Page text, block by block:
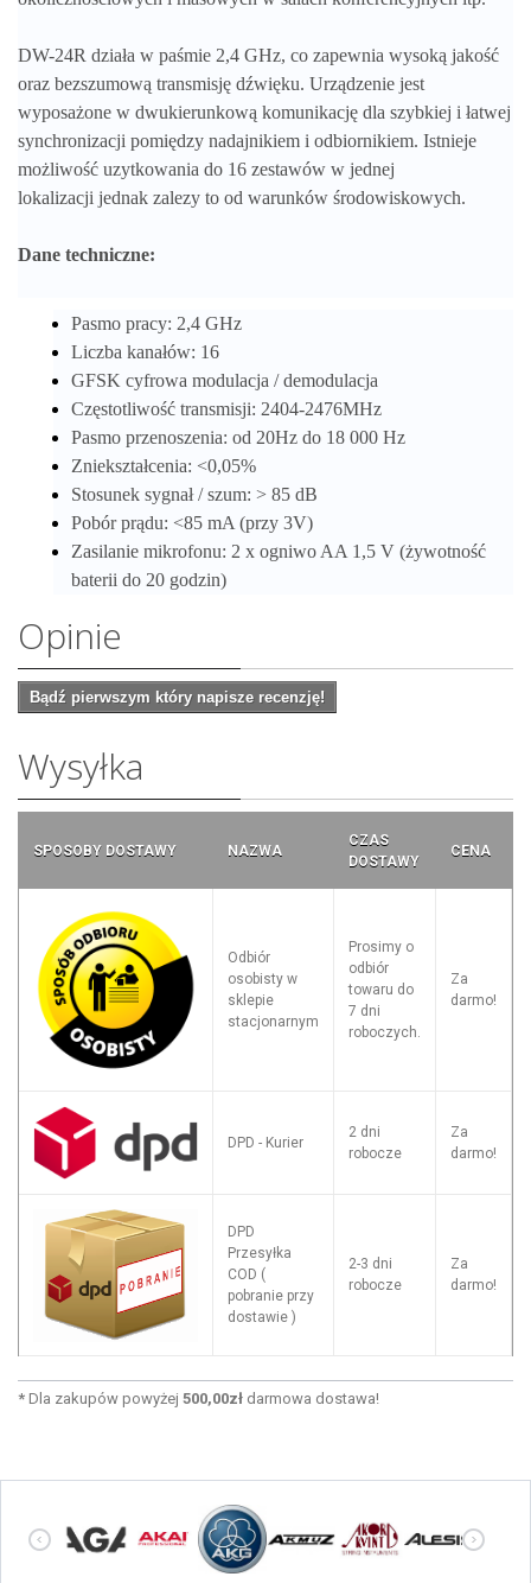
DW-24R działa w paśmie 2,4 GHz, co zapewnia wysoką jakość
oraz bezszumową transmisję dźwięku. Urządzenie jest
wyposażone w dwukierunkową komunikację dla szybkiej i łatwej
synchronizacji pomiędzy nadajnikiem i odbiornikiem. Istnieje
możliwość uzytkowania do 16 zestawów w jednej
lokalizacji jednak zalezy to od warunków środowiskowych.
Dane techniczne:
Pasmo pracy: 2,4 GHz
Liczba kanałów: 16
GFSK cyfrowa modulacja / demodulacja
Częstotliwość transmisji: 2404-2476MHz
Pasmo przenoszenia: od 20Hz do 18 000 Hz
Zniekształcenia: <0,05%
Stosunek sygnał / szum: > 85 dB
Pobór prądu: <85 mA (przy 3V)
Zasilanie mikrofonu: 2 x ogniwo AA 1,5 V (żywotność
baterii do 20 godzin)
Opinie
Bądź pierwszym który napisze recenzję!
Wysyłka
SPOSOBY DOSTAWY NAZWA
CZAS
DOSTAWY
CENA
Odbiór
osobisty w
sklepie
stacjonarnym
Prosimy o
odbiór
towaru do
7 dni
roboczych.
Za
darmo!
DPD - Kurier
2 dni
robocze
Za
darmo!
DPD
Przesyłka
COD (
pobranie przy
dostawie )
2-3 dni
robocze
Za
darmo!
* Dla zakupów powyżej 500,00zł darmowa dostawa!